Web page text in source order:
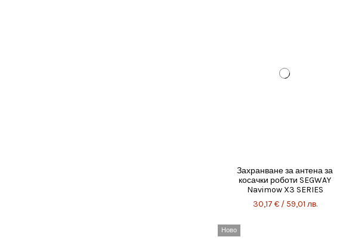
Захранване за антена за
косачки роботи SEGWAY
Navimow X3 SERIES
30,17 € / 59,01 лв.
Ново